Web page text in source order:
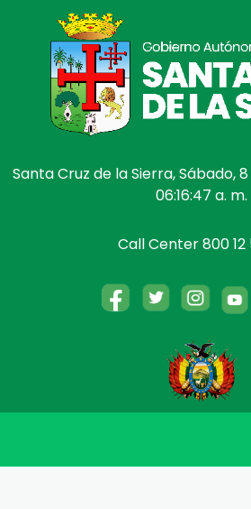
Santa Cruz de la Sierra, Sábado,
06:16:47 a. m.
Call Center 800 12